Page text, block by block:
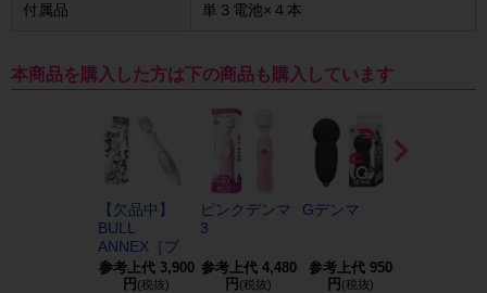
付属品 単３電池×４本
本商品を購入した方は下の商品も購入しています
【欠品中】
BULL
ANNEX［ブ
ル ...
参考上代 3,900
円 (税抜)
ピンクデンマ
3
参考上代 4,480
円 (税抜)
Gデンマ
参考上代 950
円 (税抜)